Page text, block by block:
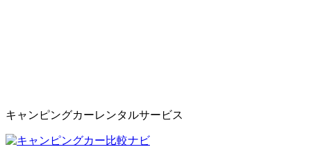
キャンピングカーレンタルサービス